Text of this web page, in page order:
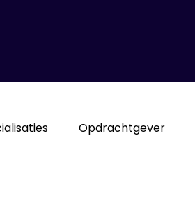
Opdrachtgever